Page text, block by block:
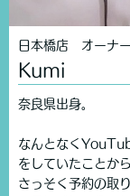
日本橋店 オーナー
Kumi
奈良県出身。
なんとなく
をしていたことか
さっそく予約の取